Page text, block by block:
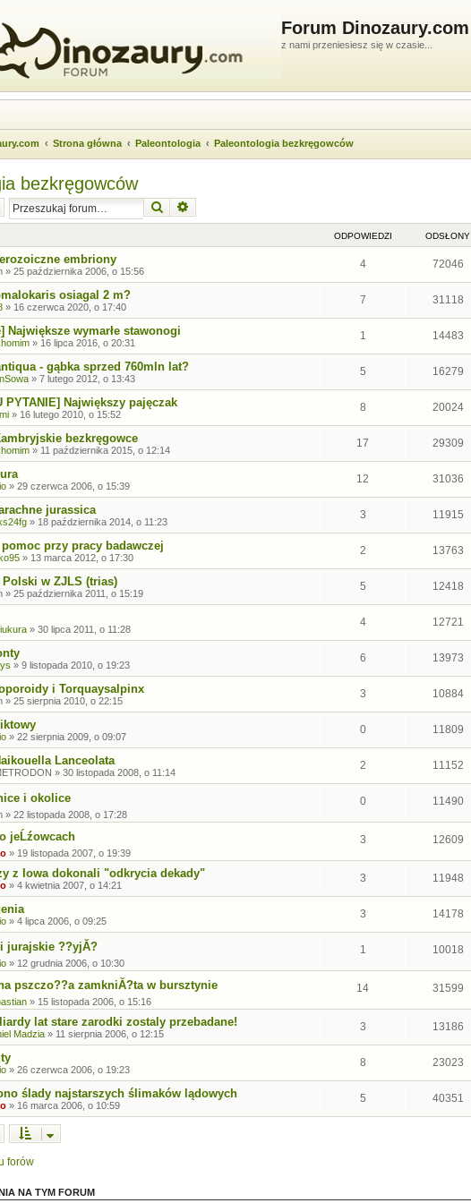
Forum Dinozaury.com
z nami przeniesiesz się w czasie...
Strona główna Paleontologia Paleontologia bezkręgowców
bezkręgowców
Szukaj
ODPOWIEDZI ODSŁONY
embriony
» 25 października 2006, o 15:56
4 72046
osiagal 2 m?
» 16 czerwca 2020, o 17:40
7 31118
Największe wymarłe stawonogi
» 16 lipca 2016, o 20:31
1 14483
- gąbka sprzed 760mln lat?
» 7 lutego 2012, o 13:43
5 16279
PYTANIE] Największy pajęczak
» 16 lutego 2010, o 15:52
8 20024
bezkręgowce
» 11 października 2015, o 12:14
17 29309
» 29 czerwca 2006, o 15:39
12 31036
jurassica
» 18 października 2014, o 11:23
3 11915
przy pracy badawczej
» 13 marca 2012, o 17:30
2 13763
Polski w ZJLS (trias)
» 25 października 2011, o 15:19
5 12418
» 30 lipca 2011, o 11:28
4 12721
» 9 listopada 2010, o 19:23
6 13973
i Torquaysalpinx
» 25 sierpnia 2010, o 22:15
3 10884
» 22 sierpnia 2009, o 09:07
0 11809
Lanceolata
» 30 listopada 2008, o 11:14
2 11152
i okolice
» 22 listopada 2008, o 17:28
0 11490
o jeĹźowcach
» 19 listopada 2007, o 19:39
3 12609
z Iowa dokonali "odkrycia dekady"
» 4 kwietnia 2007, o 14:21
3 11948
» 4 lipca 2006, o 09:25
3 14178
jurajskie ??yjĂ?
» 12 grudnia 2006, o 10:30
1 10018
pszczo??a zamkniĂ?ta w bursztynie
» 15 listopada 2006, o 15:16
14 31599
lat stare zarodki zostaly przebadane!
Madzia » 11 sierpnia 2006, o 12:15
3 13186
» 26 czerwca 2006, o 19:23
8 23023
ślady najstarszych ślimaków lądowych
» 16 marca 2006, o 10:59
5 40351
forów
NA TYM FORUM